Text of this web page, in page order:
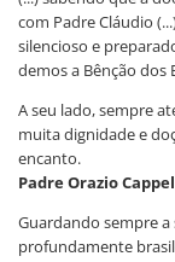
com Padre Cláudio
silencioso e
demos a Bênção dos
A seu lado, sempre
muita dignidade e
encanto.
Padre Orazio
Guardando sempre
profundamente